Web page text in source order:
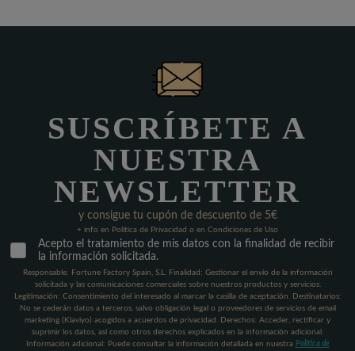
SUSCRÍBETE A
NUESTRA
NEWSLETTER
y consigue tu cupón de descuento de 5€
+ info en Política de Privacidad o en Condiciones de Uso
Acepto el tratamiento de mis datos con la finalidad de recibir
la información solicitada.
Responsable: Fortune Factory Spain, S.L. Finalidad: Gestionar el envío de la información
solicitada y las comunicaciones comerciales sobre nuestros productos y servicios.
Legitimación: Consentimiento del interesado al marcar la casilla de aceptación. Destinatarios:
No se cederán datos a terceros, salvo obligación legal o proveedores de servicios de email
marketing (Klaviyo) acogidos a acuerdos de privacidad. Derechos: Acceder, rectificar y
suprimir los datos, así como otros derechos explicados en la información adicional.
Información adicional: Puede consultar la información detallada en nuestra Política de